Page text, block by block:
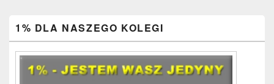
Sidebar
Widget
Area
1% DLA NASZEGO KOLEGI